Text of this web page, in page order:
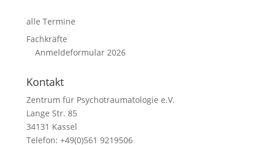
alle Termine
Fachkräfte
Anmeldeformular 2026
Kontakt
Zentrum für Psychotraumatologie e.V.
Lange Str. 85
34131 Kassel
Telefon: +49(0)561 9219506